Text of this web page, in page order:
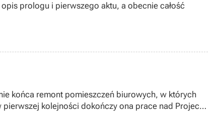
prologu i pierwszego aktu, a obecnie całość
końca remont pomieszczeń biurowych, w których
kolejności dokończy ona prace nad Project